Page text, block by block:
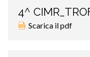
4^
Scarica il pdf